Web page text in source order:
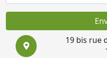
19 bis rue